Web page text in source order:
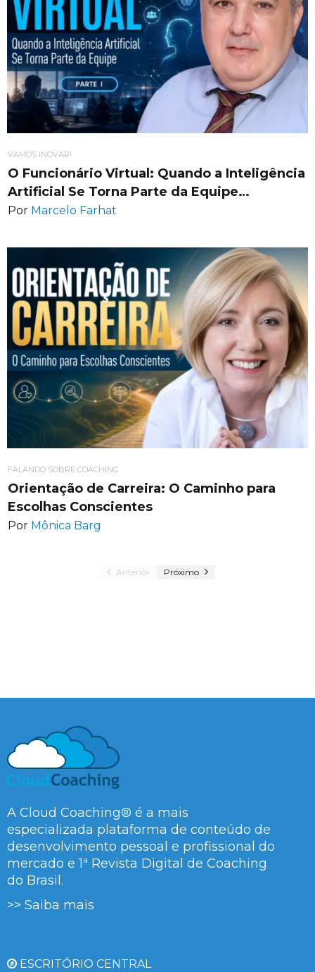
VAMOS INOVAR!
O Funcionário Virtual: Quando a Inteligência
Artificial Se Torna Parte da Equipe…
Por Marcelo Farhat
FALANDO SOBRE COACHING
Orientação de Carreira: O Caminho para
Escolhas Conscientes
Por Mônica Barg
Anterior Próximo
A Cloud Coaching® é a mais
especializada plataforma de conteúdo de
desenvolvimento pessoal e profissional do
mercado e 1ª Revista Digital de Coaching
do Brasil.
>> Saiba mais
ESCRITÓRIO CENTRAL